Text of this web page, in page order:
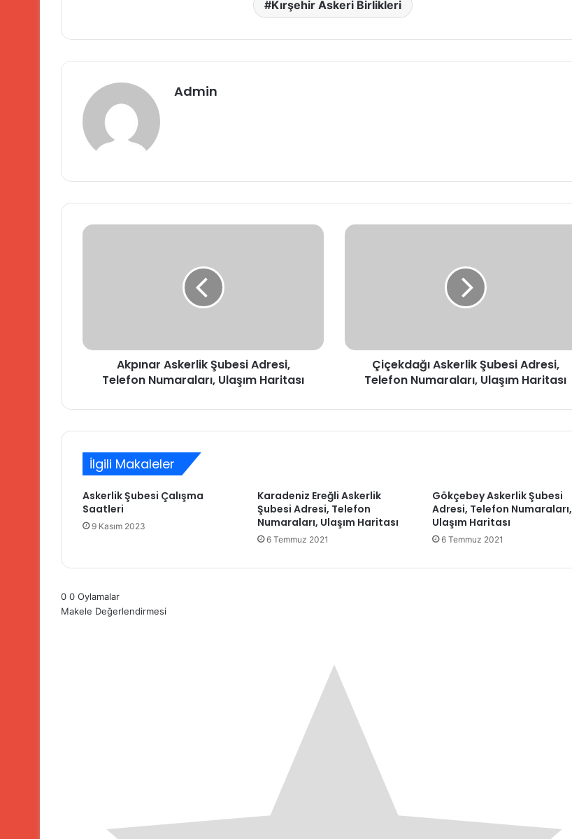
Kırşehir Askeri Birlikleri
Admin
Akpınar
Akpınar Askerlik Şubesi Adresi,
Telefon Numaraları, Ulaşım Haritası
Çiçekdağı
Çiçekdağı Askerlik Şubesi Adresi,
Telefon Numaraları, Ulaşım Haritası
İlgili Makaleler
Askerlik Şubesi Çalışma
Saatleri
9 Kasım 2023
Karadeniz Ereğli Askerlik
Şubesi Adresi, Telefon
Numaraları, Ulaşım Haritası
6 Temmuz 2021
Gökçebey Askerlik Şubesi
Adresi, Telefon Numaraları,
Ulaşım Haritası
6 Temmuz 2021
0 0 Oylamalar
Makele Değerlendirmesi